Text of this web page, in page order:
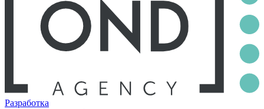
Разработка